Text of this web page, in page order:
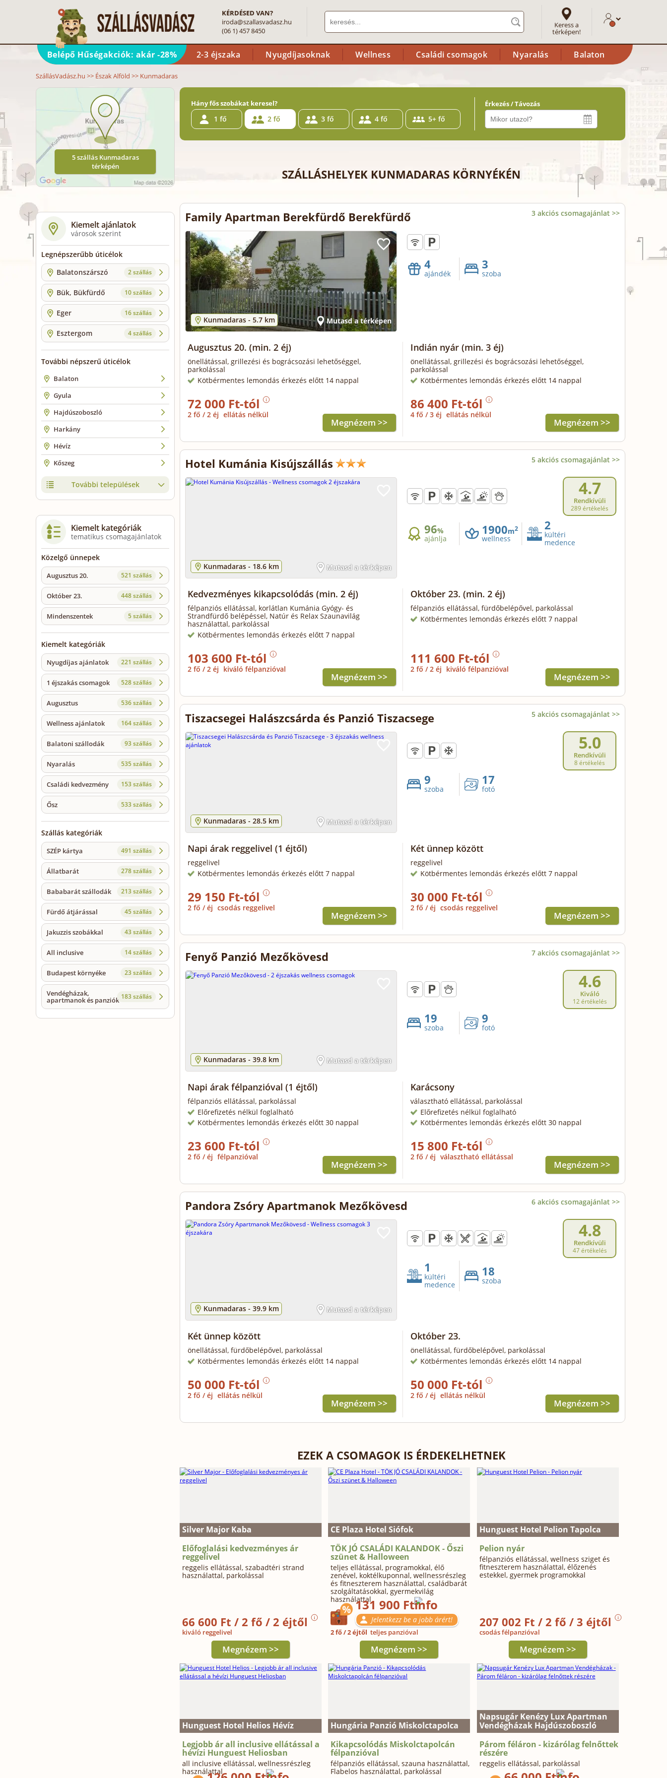
KÉRDÉSED VAN?
iroda@szallasvadasz.hu
(06 1) 457 8450
Keress a
térképen!
Belépő Hűségakciók: akár -28% 2-3 éjszaka Nyugdíjasoknak Wellness Családi csomagok Nyaralás Balaton
SzállásVadász.hu >> Észak Alföld >> Kunmadaras
5 szállás Kunmadaras
térképén
Kiemelt ajánlatok
városok szerint
Legnépszerűbb úticélok
Balatonszárszó
2 szállás
Bük, Bükfürdő 10 szállás
Eger 16 szállás
Esztergom 4 szállás
További népszerű úticélok
Balaton
Gyula
Hajdúszoboszló
Harkány
Hévíz
Kőszeg
További települések
Kiemelt kategóriák
tematikus csomagajánlatok
Közelgő ünnepek
Augusztus 20. 521 szállás
Október 23. 448 szállás
Mindenszentek 5 szállás
Kiemelt kategóriák
Nyugdíjas ajánlatok 221 szállás
1 éjszakás csomagok 528 szállás
Augusztus 536 szállás
Wellness ajánlatok 164 szállás
Balatoni szállodák 93 szállás
Nyaralás 535 szállás
Családi kedvezmény 153 szállás
Ősz 533 szállás
Szállás kategóriák
SZÉP kártya 491 szállás
Állatbarát 278 szállás
Bababarát szállodák 213 szállás
Fürdő átjárással 45 szállás
Jakuzzis szobákkal 43 szállás
All inclusive 14 szállás
Budapest környéke 23 szállás
Vendégházak,
apartmanok és panziók 183 szállás
Hány fős szobákat keresel?
1 fő 2 fő 3 fő 4 fő 5+ fő
Érkezés / Távozás
SZÁLLÁSHELYEK KUNMADARAS KÖRNYÉKÉN
Family Apartman Berekfürdő Berekfürdő 3 akciós csomagajánlat >>
Mutasd a térképen
Kunmadaras - 5.7 km
4
ajándék
3
szoba
Augusztus 20. (min. 2 éj)
önellátással, grillezési és bográcsozási lehetőséggel,
parkolással
Kötbérmentes lemondás érkezés előtt 14 nappal
72 000 Ft-tól
2 fő / 2 éj ellátás nélkül
Megnézem >>
Indián nyár (min. 3 éj)
önellátással, grillezési és bográcsozási lehetőséggel,
parkolással
Kötbérmentes lemondás érkezés előtt 14 nappal
86 400 Ft-tól
4 fő / 3 éj ellátás nélkül
Megnézem >>
Hotel Kumánia Kisújszállás 5 akciós csomagajánlat >>
Mutasd a térképen
Kunmadaras - 18.6 km
4.7
Rendkívüli
289 értékelés
96%
ajánlja
1900m2
wellness
2
kültéri
medence
Kedvezményes kikapcsolódás (min. 2 éj)
félpanziós ellátással, korlátlan Kumánia Gyógy- és
Strandfürdő belépéssel, Natúr és Relax Szaunavilág
használattal, parkolással
Kötbérmentes lemondás érkezés előtt 7 nappal
103 600 Ft-tól
2 fő / 2 éj kiváló félpanzióval
Megnézem >>
Október 23. (min. 2 éj)
félpanziós ellátással, fürdőbelépővel, parkolással
Kötbérmentes lemondás érkezés előtt 7 nappal
111 600 Ft-tól
2 fő / 2 éj kiváló félpanzióval
Megnézem >>
Tiszacsegei Halászcsárda és Panzió Tiszacsege 5 akciós csomagajánlat >>
Mutasd a térképen
Kunmadaras - 28.5 km
5.0
Rendkívüli
8 értékelés
9
szoba
17
fotó
Napi árak reggelivel (1 éjtől)
reggelivel
Kötbérmentes lemondás érkezés előtt 7 nappal
29 150 Ft-tól
2 fő / éj csodás reggelivel
Megnézem >>
Két ünnep között
reggelivel
Kötbérmentes lemondás érkezés előtt 7 nappal
30 000 Ft-tól
2 fő / éj csodás reggelivel
Megnézem >>
Fenyő Panzió Mezőkövesd 7 akciós csomagajánlat >>
Mutasd a térképen
Kunmadaras - 39.8 km
4.6
Kiváló
12 értékelés
19
szoba
9
fotó
Napi árak félpanzióval (1 éjtől)
félpanziós ellátással, parkolással
Előrefizetés nélkül foglalható
Kötbérmentes lemondás érkezés előtt 30 nappal
23 600 Ft-tól
2 fő / éj félpanzióval
Megnézem >>
Karácsony
választható ellátással, parkolással
Előrefizetés nélkül foglalható
Kötbérmentes lemondás érkezés előtt 30 nappal
15 800 Ft-tól
2 fő / éj választható ellátással
Megnézem >>
Pandora Zsóry Apartmanok Mezőkövesd 6 akciós csomagajánlat >>
Mutasd a térképen
Kunmadaras - 39.9 km
4.8
Rendkívüli
47 értékelés
1
kültéri
medence
18
szoba
Két ünnep között
önellátással, fürdőbelépővel, parkolással
Kötbérmentes lemondás érkezés előtt 14 nappal
50 000 Ft-tól
2 fő / éj ellátás nélkül
Megnézem >>
Október 23.
önellátással, fürdőbelépővel, parkolással
Kötbérmentes lemondás érkezés előtt 14 nappal
50 000 Ft-tól
2 fő / éj ellátás nélkül
Megnézem >>
EZEK A CSOMAGOK IS ÉRDEKELHETNEK
Silver Major Kaba
Előfoglalási kedvezményes ár
reggelivel
reggelis ellátással, szabadtéri strand
használattal, parkolással
66 600 Ft / 2 fő / 2 éjtől
kiváló reggelivel
Megnézem >>
CE Plaza Hotel Siófok
TÖK JÓ CSALÁDI KALANDOK - Őszi
szünet & Halloween
teljes ellátással, programokkal, élő
zenével, koktélkuponnal, wellnessrészleg
és fitneszterem használattal, családbarát
szolgáltatásokkal, gyermekvilág
használattal131 900 Ft
Jelentkezz be a jobb árért!
2 fő / 2 éjtől teljes panzióval
Megnézem >>
Hunguest Hotel Pelion Tapolca
Pelion nyár
félpanziós ellátással, wellness sziget és
fitneszterem használattal, élőzenés
estekkel, gyermek programokkal
207 002 Ft / 2 fő / 3 éjtől
csodás félpanzióval
Megnézem >>
Hunguest Hotel Helios Hévíz
Legjobb ár all inclusive ellátással a
hévízi Hunguest Heliosban
all inclusive ellátással, wellnessrészleg
használattal
Hungária Panzió Miskolctapolca
Kikapcsolódás Miskolctapolcán
félpanzióval
félpanziós ellátással, szauna használattal,
Flabelos használattal, parkolással
Napsugár Kenézy Lux Apartman
Vendégházak Hajdúszoboszló
Párom féláron - kizárólag felnőttek
részére
reggelis ellátással, parkolással